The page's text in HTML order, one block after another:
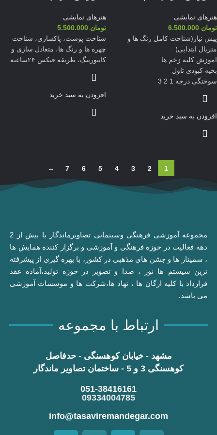
هنرهای نمایشی
تومان
پیش نیاز(شناخت کامل رنگ ها و
متریال ابتدایی)
اموزش کلیه زخم ها
بخیه کبودی تاول
سوختگی درجه 1 2 3
افزودن به سبد خرید
هنرهای نمایشی
تومان
شناخت پوست، پاکسازی، شناخت
چهره ها و رنگ ها، متعادل سازی و
کانتورینگ، طریقه فیکس ۲۴ساعته
افزودن به سبد خرید
1
2
3
4
5
6
7
→
مجموعه آموزشی فرهنگی وسینمایی تصاویرماندگار با بیش از 2
دهه فعالیت در حوزه فرهنگی و آموزشی و برگزار کننده همایش ها
، سمینار ها و جشن های مذهبی در کشور، با بهره گیری از پیشرفته
ترین سیستم ها نور ، صدا و تصویر در حوزه تولید،آماده عقد
قرارداد با کلیه ارگان ها ، نهاد ها،شرکت ها و موسسات آموزشی
می باشد.
ارتباط با مجموعه
مشهد - خیابان کوهسنگی - حدفاصل
کوهسنگی 3 و 5 - ساختمان تصاویر ماندگار
051-38416161
09334004785
info@tasaviremandegar.com